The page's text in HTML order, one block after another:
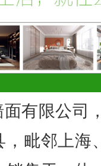
有限公司
毗邻上海